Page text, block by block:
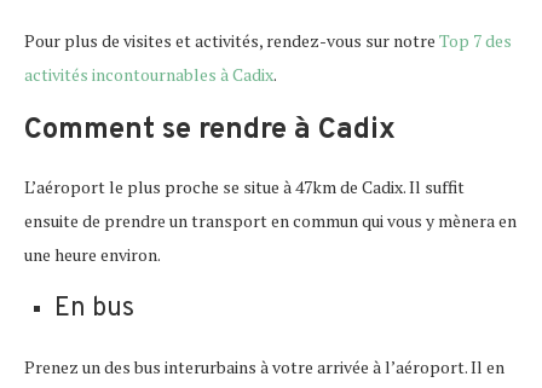
Pour plus de visites et activités, rendez-vous sur notre Top 7 des
activités incontournables à Cadix.
Comment se rendre à Cadix
L’aéroport le plus proche se situe à 47km de Cadix. Il suffit
ensuite de prendre un transport en commun qui vous y mènera en
une heure environ.
En bus
Prenez un des bus interurbains à votre arrivée à l’aéroport. Il en